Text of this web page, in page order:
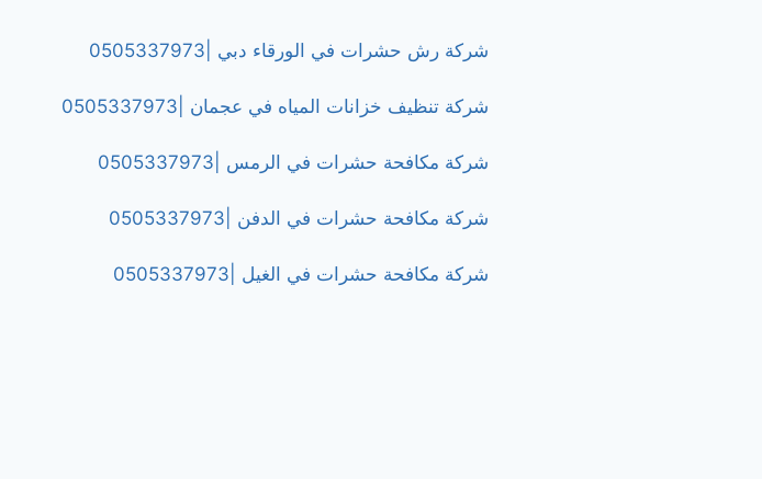
شركة رش حشرات في الورقاء دبي |0505337973
شركة تنظيف خزانات المياه في عجمان |0505337973
شركة مكافحة حشرات في الرمس |0505337973
شركة مكافحة حشرات في الدفن |0505337973
شركة مكافحة حشرات في الغيل |0505337973